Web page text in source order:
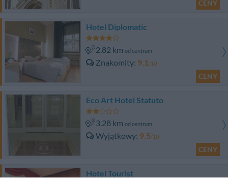
CENY
Hotel Diplomatic
2.82 km od centrum
Znakomity 9.1/10
CENY
Eco Art Hotel Statuto
3.28 km od centrum
Wyjątkowy 9.5/10
CENY
Hotel Tourist